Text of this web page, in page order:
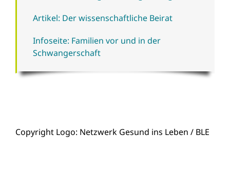
Artikel: Der wissenschaftliche Beirat
Infoseite: Familien vor und in der
Schwangerschaft
Copyright Logo: Netzwerk Gesund ins Leben / BLE